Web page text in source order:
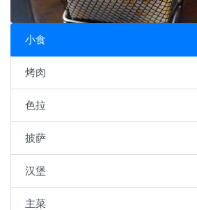
小食
烤肉
色拉
披萨
汉堡
主菜